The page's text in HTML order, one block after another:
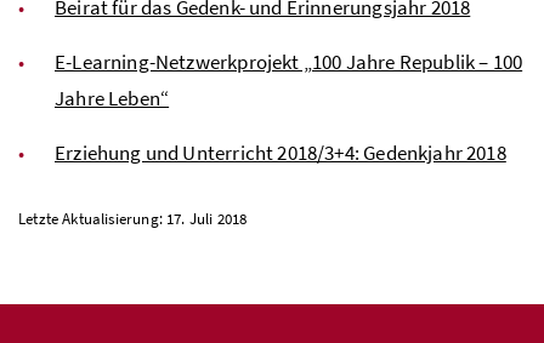
Beirat für das Gedenk- und Erinnerungsjahr 2018
E-Learning-Netzwerkprojekt „100 Jahre Republik – 100
Jahre Leben“
Erziehung und Unterricht 2018/3+4: Gedenkjahr 2018
Letzte Aktualisierung: 17. Juli 2018